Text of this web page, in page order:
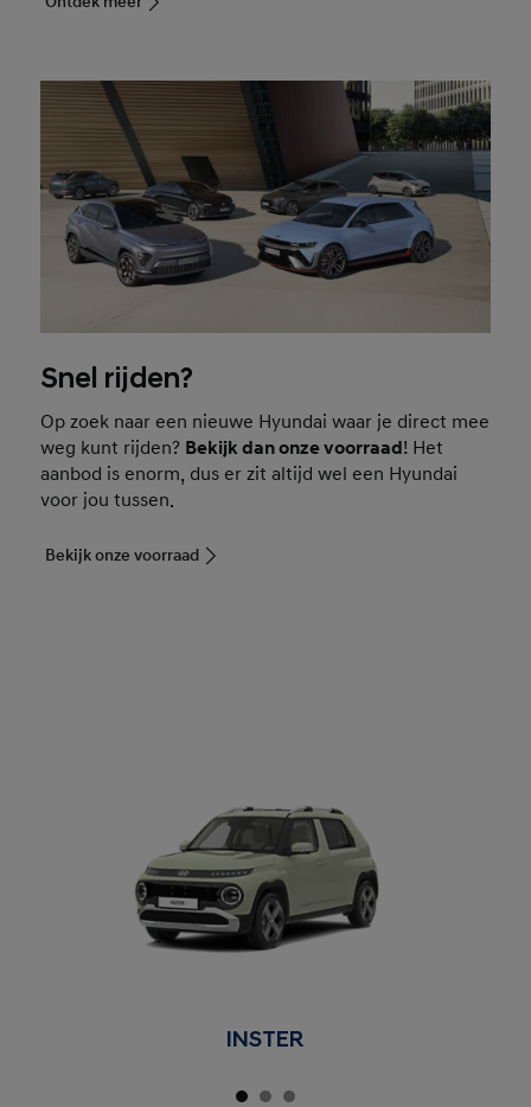
Snel rijden?
Op zoek naar een nieuwe Hyundai waar je direct mee
weg kunt rijden? Bekijk dan onze voorraad! Het
aanbod is enorm, dus er zit altijd wel een Hyundai
voor jou tussen.
Bekijk onze voorraad
INSTER